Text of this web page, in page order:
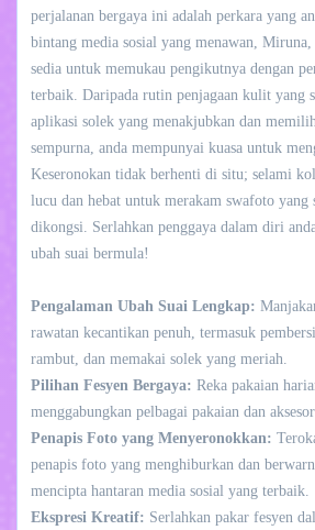
perjalanan bergaya ini adalah perkara yang
bintang media sosial yang menawan, Miruna,
sedia untuk memukau pengikutnya dengan
terbaik. Daripada rutin penjagaan kulit yang
aplikasi solek yang menakjubkan dan
sempurna, anda mempunyai kuasa untuk
Keseronokan tidak berhenti di situ; selami
lucu dan hebat untuk merakam swafoto yang
dikongsi. Serlahkan penggaya dalam diri
ubah suai bermula!
Pengalaman Ubah Suai Lengkap:
rawatan kecantikan penuh, termasuk
rambut, dan memakai solek yang meriah.
Pilihan Fesyen Bergaya: Reka pakaian
menggabungkan pelbagai pakaian dan
Penapis Foto yang Menyeronokkan:
penapis foto yang menghiburkan dan
mencipta hantaran media sosial yang terbaik.
Ekspresi Kreatif: Serlahkan pakar fesyen